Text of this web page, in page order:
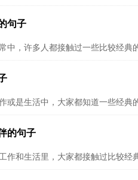
句子
中，许多人都接触过一些比较经
或是生活中，大家都知道一些经
的句子
作和生活里，大家都接触过比较